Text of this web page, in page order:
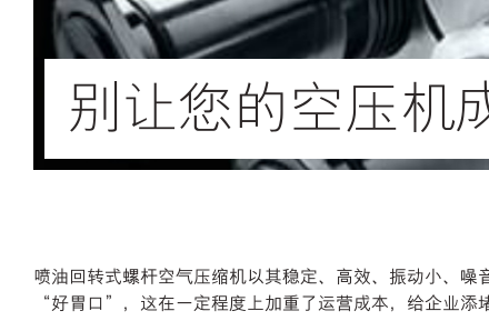
别让您的空压机
喷油回转式螺杆空气压缩机以其稳定、高效、振动小、
“好胃口”，这在一定程度上加重了运营成本，给企业添堵